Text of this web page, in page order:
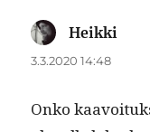
Heikki
3.3.2020 14:48
Onko